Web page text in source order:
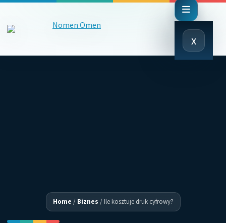
x
Close
Menu
Home / Biznes /Ile kosztuje druk cyfrowy?